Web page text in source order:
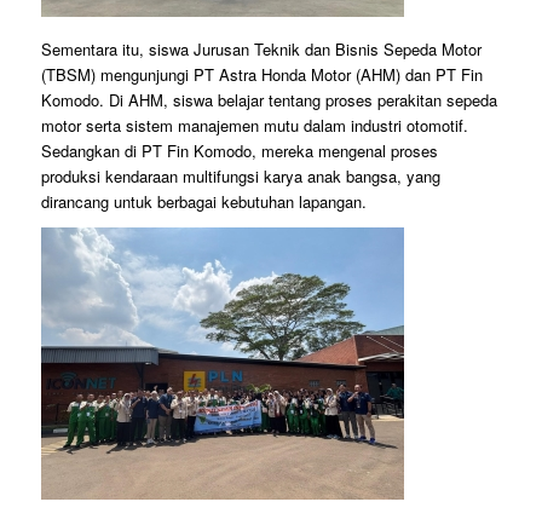
Sementara itu, siswa Jurusan Teknik dan Bisnis Sepeda Motor
(TBSM) mengunjungi PT Astra Honda Motor (AHM) dan PT Fin
Komodo. Di AHM, siswa belajar tentang proses perakitan sepeda
motor serta sistem manajemen mutu dalam industri otomotif.
Sedangkan di PT Fin Komodo, mereka mengenal proses
produksi kendaraan multifungsi karya anak bangsa, yang
dirancang untuk berbagai kebutuhan lapangan.